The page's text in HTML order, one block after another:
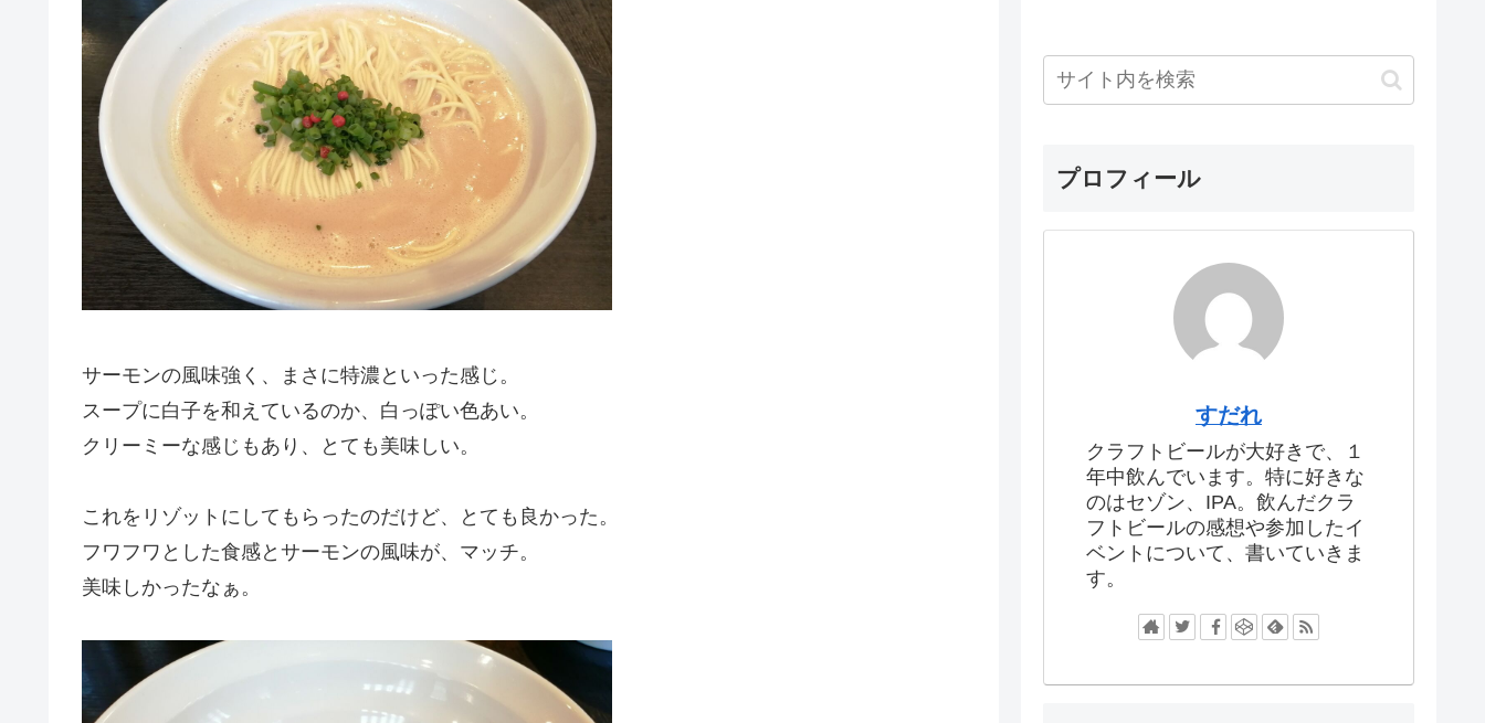
サーモンの風味強く、まさに特濃といった感じ。
スープに白子を和えているのか、白っぽい色あい。
クリーミーな感じもあり、とても美味しい。
これをリゾットにしてもらったのだけど、とても良かった。
フワフワとした食感とサーモンの風味が、マッチ。
美味しかったなぁ。
プロフィール
すだれ
クラフトビールが大好きで、１
年中飲んでいます。特に好きな
のはセゾン、IPA。飲んだクラ
フトビールの感想や参加したイ
ベントについて、書いていきま
す。